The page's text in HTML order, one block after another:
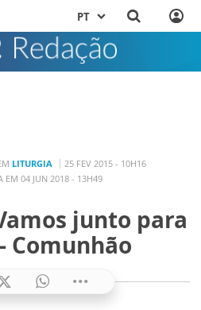
PT
LITURGIA
25 FEV 2015 - 10H16
EM 04 JUN 2018 - 13H49
junto para
Comunhão